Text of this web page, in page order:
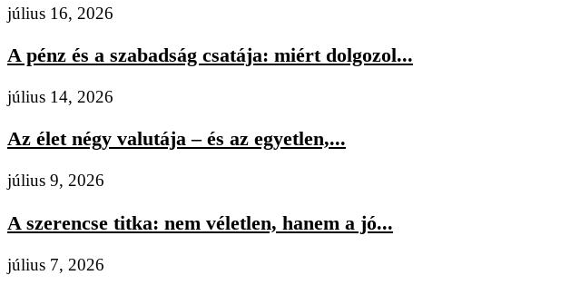
július 16, 2026
A pénz és a szabadság csatája: miért dolgozol...
július 14, 2026
Az élet négy valutája – és az egyetlen,...
július 9, 2026
A szerencse titka: nem véletlen, hanem a jó...
július 7, 2026